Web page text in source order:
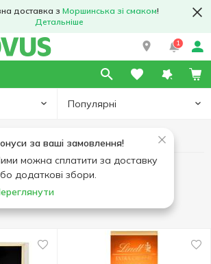
доставка з Моршинська зі смаком!
Детальніше
1
Популярні
за ваші замовлення!
можна сплатити за доставку
додаткові збори.
Шоколад в плитках